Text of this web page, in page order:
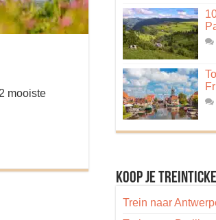
mooiste
Koop je
Trein naar